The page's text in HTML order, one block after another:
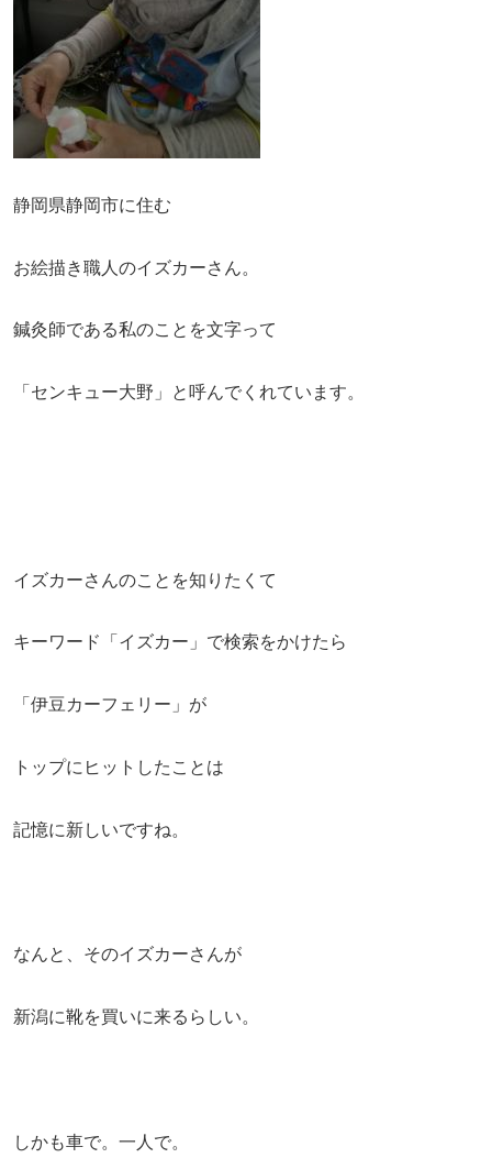
静岡県静岡市に住む
お絵描き職人のイズカーさん。
鍼灸師である私のことを文字って
「センキュー大野」と呼んでくれています。
イズカーさんのことを知りたくて
キーワード「イズカー」で検索をかけたら
「伊豆カーフェリー」が
トップにヒットしたことは
記憶に新しいですね。
なんと、そのイズカーさんが
新潟に靴を買いに来るらしい。
しかも車で。一人で。